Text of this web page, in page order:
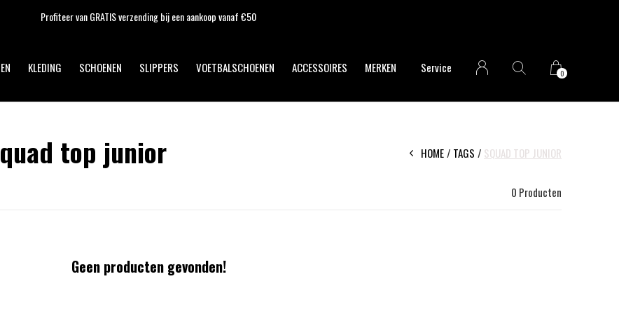
KLEDING SCHOENEN SLIPPERS VOETBALSCHOENEN ACCESSOIRES MERKEN Service 0
Op werkdagen voor 17:00 uur besteld, dezelfde dag verzonden!
top junior HOME TAGS SQUAD TOP JUNIOR
0 Producten
Geen producten gevonden!